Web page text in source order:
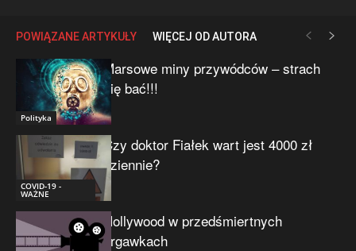
POWIĄZANE ARTYKUŁY WIĘCEJ OD AUTORA
Polityka
Marsowe miny przywódców – strach
się bać!!!
COVID-19 -
WAŻNE
Czy doktor Fiałek wart jest 4000 zł
dziennie?
Hollywood w przedśmiertnych
drgawkach